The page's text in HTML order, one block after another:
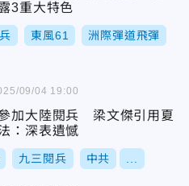
3重大特色
東風61 洲際彈道飛彈
加大陸閱兵 梁文傑引用夏
：深表遺憾
九三閱兵 中共
09/04 19:00